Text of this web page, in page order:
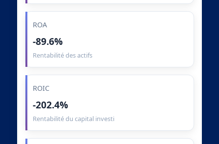
ROA
-89.6%
Rentabilité des actifs
ROIC
-202.4%
Rentabilité du capital investi